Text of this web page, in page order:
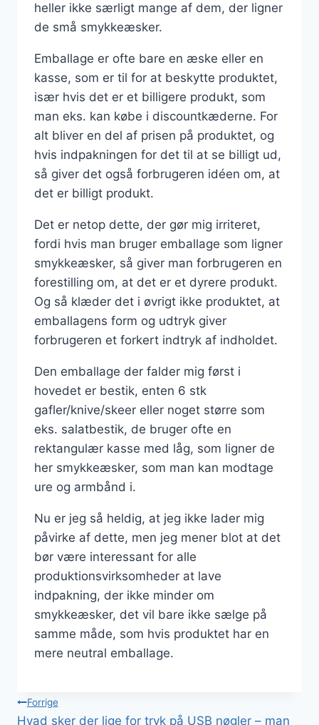
heller ikke særligt mange af dem, der ligner
de små smykkeæsker.
Emballage er ofte bare en æske eller en
kasse, som er til for at beskytte produktet,
især hvis det er et billigere produkt, som
man eks. kan købe i discountkæderne. For
alt bliver en del af prisen på produktet, og
hvis indpakningen for det til at se billigt ud,
så giver det også forbrugeren idéen om, at
det er billigt produkt.
Det er netop dette, der gør mig irriteret,
fordi hvis man bruger emballage som ligner
smykkeæsker, så giver man forbrugeren en
forestilling om, at det er et dyrere produkt.
Og så klæder det i øvrigt ikke produktet, at
emballagens form og udtryk giver
forbrugeren et forkert indtryk af indholdet.
Den emballage der falder mig først i
hovedet er bestik, enten 6 stk
gafler/knive/skeer eller noget større som
eks. salatbestik, de bruger ofte en
rektangulær kasse med låg, som ligner de
her smykkeæsker, som man kan modtage
ure og armbånd i.
Nu er jeg så heldig, at jeg ikke lader mig
påvirke af dette, men jeg mener blot at det
bør være interessant for alle
produktionsvirksomheder at lave
indpakning, der ikke minder om
smykkeæsker, det vil bare ikke sælge på
samme måde, som hvis produktet har en
mere neutral emballage.
Indlægsnavigation
Forrige
Hvad sker der lige for tryk på USB nøgler – man